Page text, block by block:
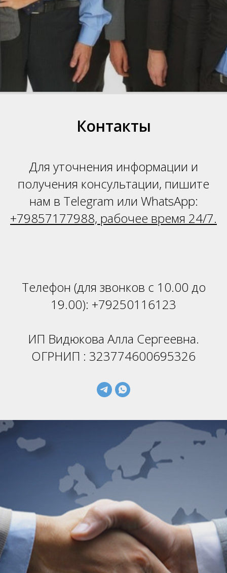
Контакты
Для уточнения информации и
получения консультации, пишите
нам в Telegram или WhatsApp:
+79857177988, рабочее время 24/7.
Телефон (для звонков с 10.00 до
19.00): +79250116123
ИП Видюкова Алла Сергеевна.
ОГРНИП : 323774600695326